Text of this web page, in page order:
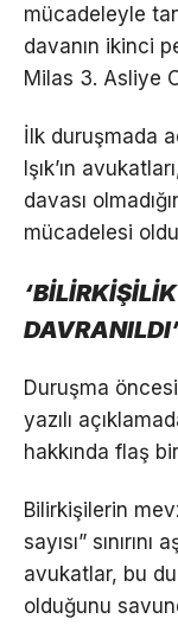
mücadeleyle
davanın ikinci
Milas 3. Asliye
İlk duruşmada
Işık’ın
davası
mücadelesi
Duruşma
yazılı
hakkında flaş
Bilirkişilerin
sayısı”
avukatlar, bu
olduğunu